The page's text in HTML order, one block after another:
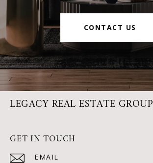
CONTACT US
LEGACY REAL ESTATE GROUP
GET IN TOUCH
EMAIL